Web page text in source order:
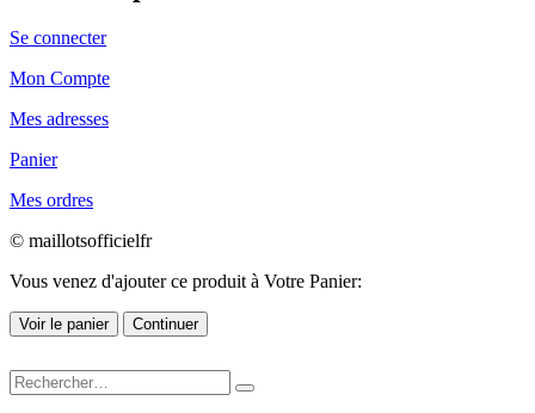
Se connecter
Mon Compte
Mes adresses
Panier
Mes ordres
© maillotsofficielfr
Vous venez d'ajouter ce produit à Votre Panier:
Voir le panier Continuer